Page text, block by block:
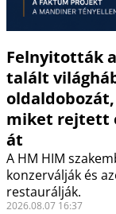
Felnyitották
talált
miket rejtett
át
A HM HIM
konzerválják és
restaurálják.
2026.08.07 16:37